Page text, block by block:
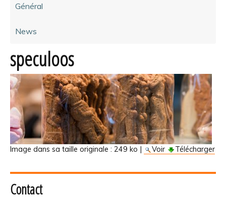
Général
News
speculoos
Image dans sa taille originale : 249 ko | Voir Télécharger
Contact